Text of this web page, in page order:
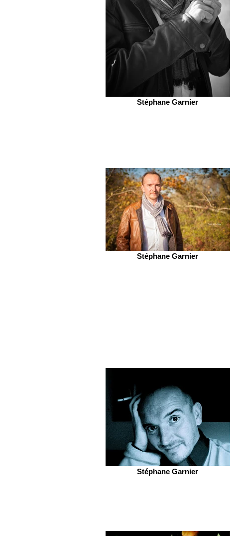
Stéphane Garnier
Stéphane Garnier
Stéphane Garnier